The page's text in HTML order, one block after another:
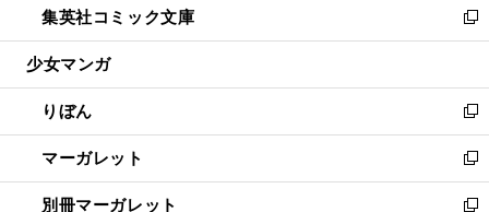
く
で
開
ド
ウ
開
く
ィ
ン
ウ
で
開
く
い
ウ
ン
ド
ウ
で
開
く
集英社コミック文庫
新
し
ウ
ィ
ン
ド
ウ
で
少女マンガ
りぼん
新
し
い
ウ
ィ
マーガレット
新
し
別冊マーガレット